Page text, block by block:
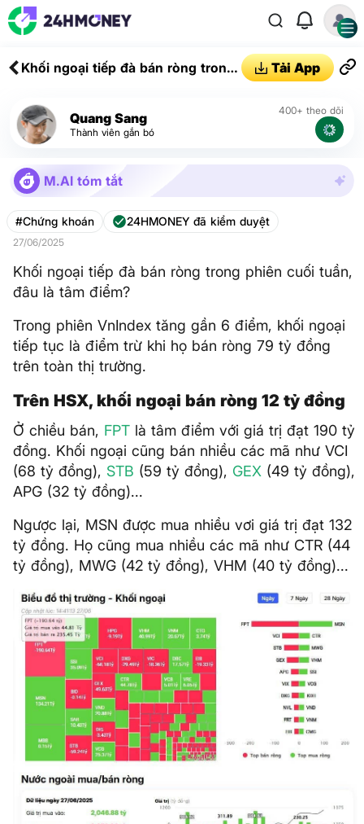
Khối ngoại tiếp đà bán ròng trong
Tải App
Quang Sang
Thành viên gắn bó
400+ theo dõi
M.AI tóm tắt
#Chứng khoán 24HMONEY đã kiểm duyệt
27/06/2025
Khối ngoại tiếp đà bán ròng trong phiên cuối tuần,
đâu là tâm điểm?
Trong phiên VnIndex tăng gần 6 điểm, khối ngoại
tiếp tục là điểm trừ khi họ bán ròng 79 tỷ đồng
trên toàn thị trường.
Trên HSX, khối ngoại bán ròng 12 tỷ đồng
Ở chiều bán, FPT là tâm điểm với giá trị đạt 190 tỷ
đồng. Khối ngoại cũng bán nhiều các mã như VCI
(68 tỷ đồng), STB (59 tỷ đồng), GEX (49 tỷ đồng),
APG (32 tỷ đồng)...
Ngược lại, MSN được mua nhiều vơi giá trị đạt 132
tỷ đồng. Họ cũng mua nhiều các mã như CTR (44
tỷ đồng), MWG (42 tỷ đồng), VHM (40 tỷ đồng)...